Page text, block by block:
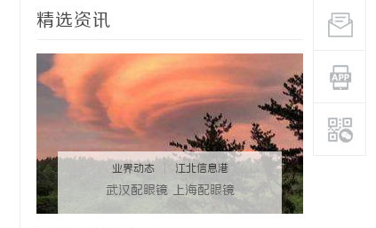
精选资讯
业界动态 江北信息港
武汉配眼镜 上海配眼镜